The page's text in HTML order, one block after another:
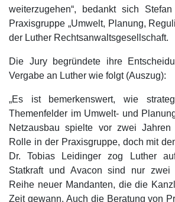
weiterzugehen“, bedankt sich
Praxisgruppe „Umwelt, Planung,
der Luther Rechtsanwaltsgesellschaft.
Die Jury begründete ihre
Vergabe an Luther wie folgt (Auszug):
„Es ist bemerkenswert, wie
Themenfelder im Umwelt- und
Netzausbau spielte vor zwei
Rolle in der Praxisgruppe, doch mit
Dr. Tobias Leidinger zog Luther
Statkraft und Avacon sind nur
Reihe neuer Mandanten, die die
Zeit gewann. Auch die Beratung von